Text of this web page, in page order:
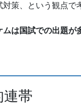
策、という観点で
ムは国試での出題が
帯